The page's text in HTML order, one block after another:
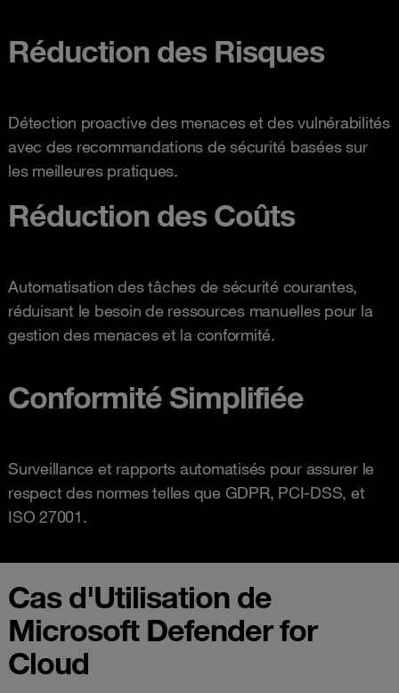
Réduction des Risques
Détection proactive des menaces et des vulnérabilités
avec des recommandations de sécurité basées sur
les meilleures pratiques.
Réduction des Coûts
Automatisation des tâches de sécurité courantes,
réduisant le besoin de ressources manuelles pour la
gestion des menaces et la conformité.
Conformité Simplifiée
Surveillance et rapports automatisés pour assurer le
respect des normes telles que GDPR, PCI-DSS, et
ISO 27001.
Cas d'Utilisation de
Microsoft Defender for
Cloud